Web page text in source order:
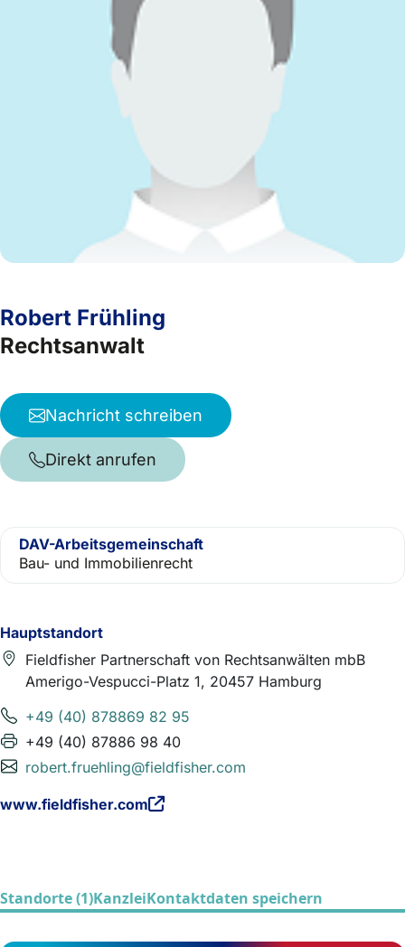
Hauptstandort
Fieldfisher Partnerschaft von Rechtsanwälten mbB
Amerigo-Vespucci-Platz 1, 20457 Hamburg
+49 (40) 878869 82 95
+49 (40) 87886 98 40
robert.fruehling@fieldfisher.com
www.fieldfisher.com
Robert Frühling
Rechtsanwalt
Nachricht schreiben
Direkt anrufen
DAV-Arbeitsgemeinschaft
Bau- und Immobilienrecht
Standorte (1)KanzleiKontaktdaten speichern